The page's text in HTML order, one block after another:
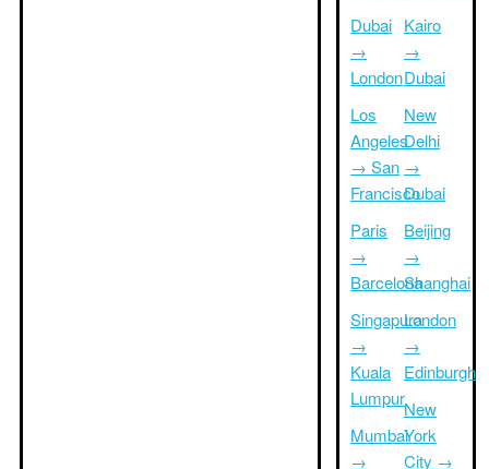
Dubai
→
London
Los
Angeles
→ San
Francisco
Paris
→
Barcelona
Singapura
→
Kuala
Lumpur
Mumbai
→
Kairo
→
Dubai
New
Delhi
→
Dubai
Beijing
→
Shanghai
London
→
Edinburgh
New
York
City →